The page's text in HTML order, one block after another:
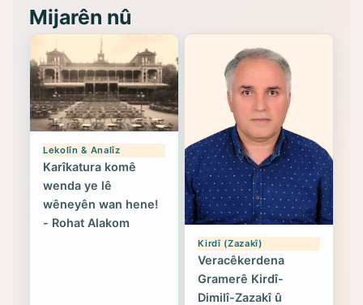
Mijarên nû
Lekolîn & Analîz
Karîkatura komê
wenda ye lê
wêneyên wan hene!
- Rohat Alakom
Kirdî (Zazakî)
Veracêkerdena
Gramerê Kirdî-
Dimilî-Zazakî û